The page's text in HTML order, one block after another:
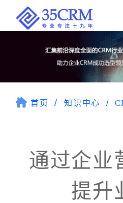
首页 知识中心
通过企业
提升